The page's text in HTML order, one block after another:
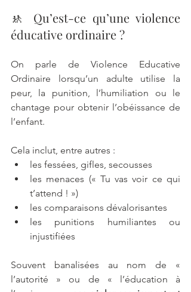
🚸 Qu’est-ce qu’une violence
éducative ordinaire ?
On parle de Violence Educative
Ordinaire lorsqu’un adulte utilise la
peur, la punition, l’humiliation ou le
chantage pour obtenir l’obéissance de
l’enfant.
Cela inclut, entre autres :
les fessées, gifles, secousses
les menaces (« Tu vas voir ce qui
t’attend ! »)
les comparaisons dévalorisantes
les punitions humiliantes ou
injustifiées
Souvent banalisées au nom de «
l’autorité » ou de « l’éducation à